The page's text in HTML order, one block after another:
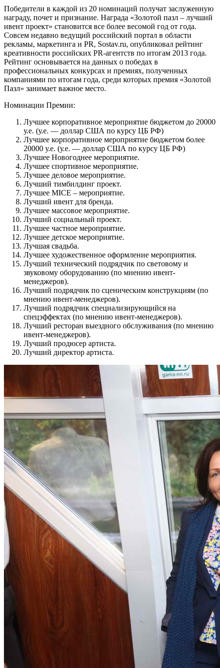
Победители в каждой из 20 номинаций получат заслуженную
награду, почет и признание. Награда «Золотой пазл – лучший
ивент проект» становится все более весомой год от года.
Совсем недавно ведущий российский портал в области
рекламы, маркетинга и PR, Sostav.ru, опубликовал рейтинг
креативности российских PR-агентств по итогам 2013 года.
Рейтинг основывается на данных о победах в
профессиональных конкурсах и премиях, полученных
компаниями по итогам года, среди которых премия «Золотой
Пазл» занимает важное место.
Номинации Премии:
Лучшее корпоративное мероприятие бюджетом до 20000
у.е. (у.е. — доллар США по курсу ЦБ РФ)
Лучшее корпоративное мероприятие бюджетом более
20000 у.е. (у.е. — доллар США по курсу ЦБ РФ)
Лучшее Новогоднее мероприятие.
Лучшее спортивное мероприятие.
Лучшее деловое мероприятие.
Лучший тимбилдинг проект.
Лучшее MICE – мероприятие.
Лучший ивент для бренда.
Лучшее массовое мероприятие.
Лучший социальный проект.
Лучшее частное мероприятие.
Лучшее детское мероприятие.
Лучшая свадьба.
Лучшее художественное оформление мероприятия.
Лучший технический подрядчик по световому и
звуковому оборудованию (по мнению ивент-
менеджеров).
Лучший подрядчик по сценическим конструкциям (по
мнению ивент-менеджеров).
Лучший подрядчик специализирующийся на
спецэффектах (по мнению ивент-менеджеров).
Лучший ресторан выездного обслуживания (по мнению
ивент-менеджеров).
Лучший продюсер артиста.
Лучший директор артиста.